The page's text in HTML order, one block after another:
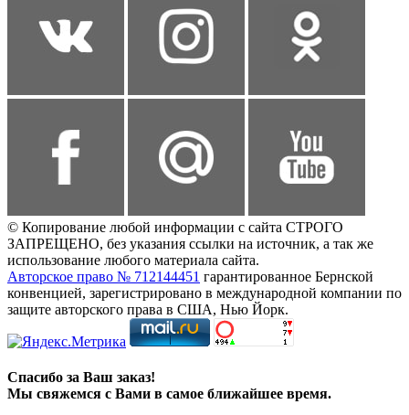
© Копирование любой информации с сайта СТРОГО
ЗАПРЕЩЕНО, без указания ссылки на источник, а так же
использование любого материала сайта.
Авторское право № 712144451 гарантированное Бернской
конвенцией, зарегистрировано в международной компании по
защите авторского права в США, Нью Йорк.
Спасибо за Ваш заказ!
Мы свяжемся с Вами в самое ближайшее время.